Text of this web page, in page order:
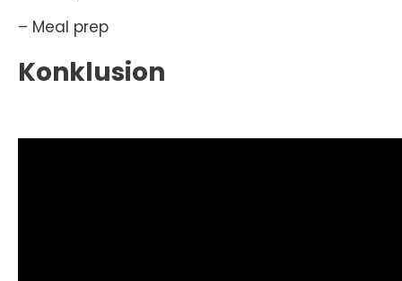
– Meal prep
Konklusion